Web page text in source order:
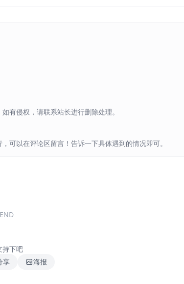
有侵权，请联系站长进行删除处理。
可以在评论区留言！告诉一下具体遇到的情况即可。
持下吧
享 海报